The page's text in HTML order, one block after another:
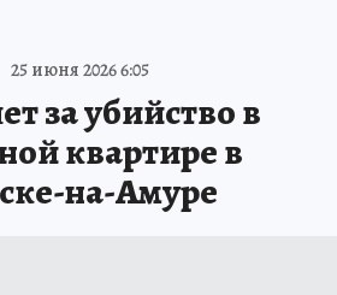
25 июня 2026 6:05
за убийство в
квартире в
на-Амуре